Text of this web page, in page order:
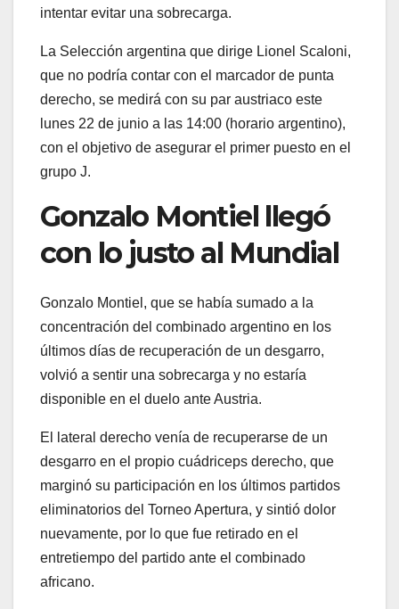
intentar evitar una sobrecarga.
La Selección argentina que dirige Lionel Scaloni,
que no podría contar con el marcador de punta
derecho, se medirá con su par austriaco este
lunes 22 de junio a las 14:00 (horario argentino),
con el objetivo de asegurar el primer puesto en el
grupo J.
Gonzalo Montiel llegó
con lo justo al Mundial
Gonzalo Montiel, que se había sumado a la
concentración del combinado argentino en los
últimos días de recuperación de un desgarro,
volvió a sentir una sobrecarga y no estaría
disponible en el duelo ante Austria.
El lateral derecho venía de recuperarse de un
desgarro en el propio cuádriceps derecho, que
marginó su participación en los últimos partidos
eliminatorios del Torneo Apertura, y sintió dolor
nuevamente, por lo que fue retirado en el
entretiempo del partido ante el combinado
africano.